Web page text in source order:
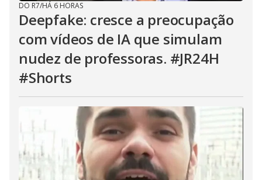
DO R7/HÁ 6 HORAS
Deepfake: cresce a preocupação
com vídeos de IA que simulam
nudez de professoras. #JR24H
#Shorts